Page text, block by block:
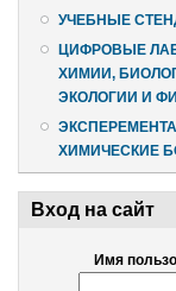
УЧЕБНЫЕ
ЦИФРОВЫЕ
ХИМИИ,
ЭКОЛОГИИ И
ХИМИЧЕСКИЕ
Вход на сайт
Имя